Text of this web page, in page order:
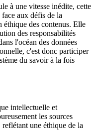
à une vitesse inédite, cette
aux défis de la
des contenus. Elle
des responsabilités
l'océan des données
c'est donc participer
du savoir à la fois
intellectuelle et
les sources
une éthique de la